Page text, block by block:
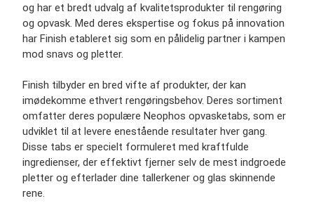
og har et bredt udvalg af kvalitetsprodukter til rengøring
og opvask. Med deres ekspertise og fokus på innovation
har Finish etableret sig som en pålidelig partner i kampen
mod snavs og pletter.
Finish tilbyder en bred vifte af produkter, der kan
imødekomme ethvert rengøringsbehov. Deres sortiment
omfatter deres populære Neophos opvasketabs, som er
udviklet til at levere enestående resultater hver gang.
Disse tabs er specielt formuleret med kraftfulde
ingredienser, der effektivt fjerner selv de mest indgroede
pletter og efterlader dine tallerkener og glas skinnende
rene.